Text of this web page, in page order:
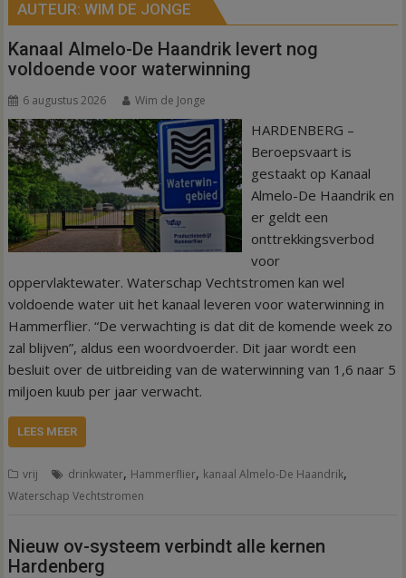
AUTEUR:WIM DE JONGE
Kanaal Almelo-De Haandrik levert nog
voldoende voor waterwinning
6 augustus 2026 Wim de Jonge
HARDENBERG –
Beroepsvaart is
gestaakt op Kanaal
Almelo-De Haandrik en
er geldt een
onttrekkingsverbod
voor
oppervlaktewater. Waterschap Vechtstromen kan wel
voldoende water uit het kanaal leveren voor waterwinning in
Hammerflier. “De verwachting is dat dit de komende week zo
zal blijven”, aldus een woordvoerder. Dit jaar wordt een
besluit over de uitbreiding van de waterwinning van 1,6 naar 5
miljoen kuub per jaar verwacht.
LEES MEER
vrij drinkwater, Hammerflier, kanaal Almelo-De Haandrik,
Waterschap Vechtstromen
Nieuw ov-systeem verbindt alle kernen
Hardenberg